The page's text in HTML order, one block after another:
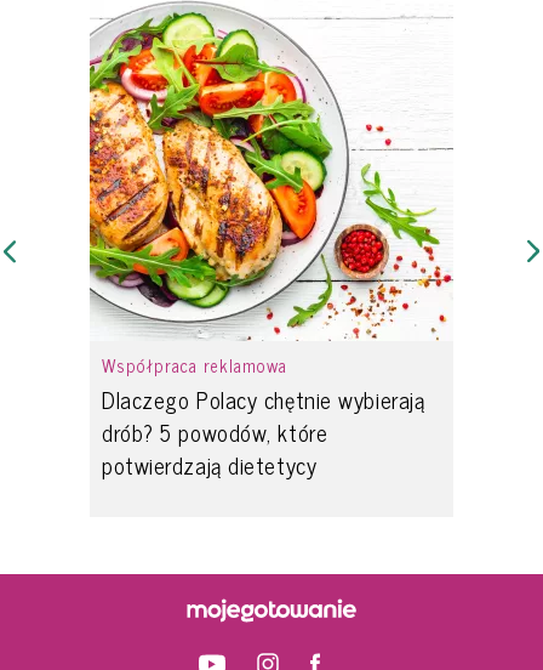
Współpraca reklamowa
Dlaczego Polacy chętnie wybierają
drób? 5 powodów, które
potwierdzają dietetycy